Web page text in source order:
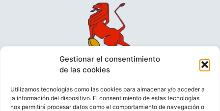
Gestionar el consentimiento
de las cookies
Utilizamos tecnologías como las cookies para almacenar y/o acceder a
la información del dispositivo. El consentimiento de estas tecnologías
nos permitirá procesar datos como el comportamiento de navegación o